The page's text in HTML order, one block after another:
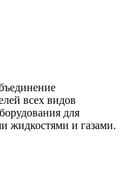
всех видов
для
жидкостями и газами.